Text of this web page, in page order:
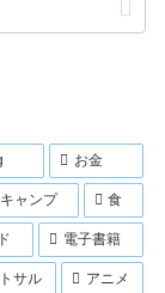
お金
キャンプ 食
電子書籍
サル アニメ